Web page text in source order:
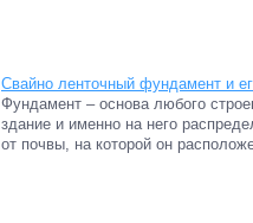
Свайно ленточный фундамент и
Фундамент – основа любого
здание и именно на него
от почвы, на которой он